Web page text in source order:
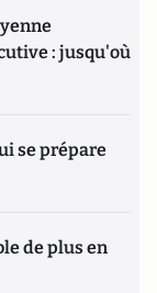
: jusqu'où
se prépare
de plus en